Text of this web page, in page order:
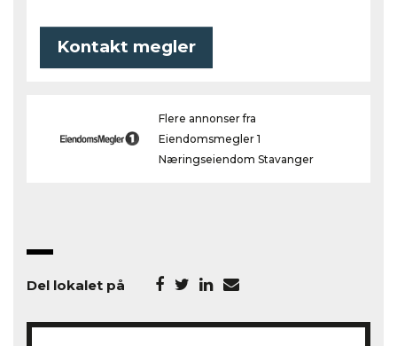
Kontakt megler
Flere annonser fra
Eiendomsmegler 1
Næringseiendom Stavanger
Del lokalet på